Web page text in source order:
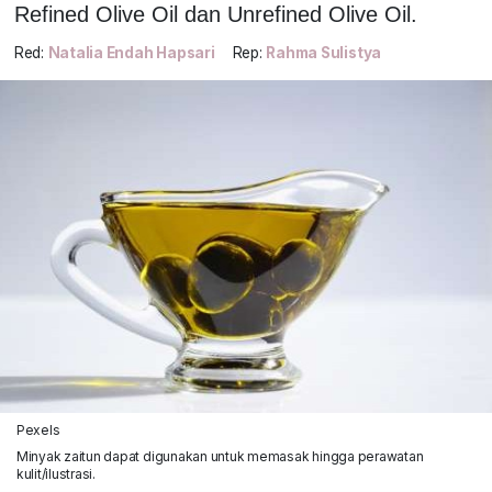
Refined Olive Oil dan Unrefined Olive Oil.
Red: Natalia Endah Hapsari Rep: Rahma Sulistya
Pexels
Minyak zaitun dapat digunakan untuk memasak hingga perawatan
kulit/ilustrasi.